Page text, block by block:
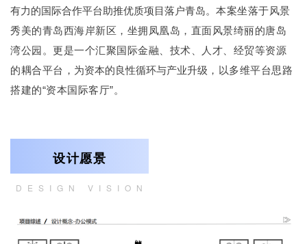
联系我们
有力的国际合作平台助推优质项目落户青岛。 本案坐落于风景
秀美的青岛西海岸新区，坐拥凤凰岛，直面风景绮丽的唐岛
湾公园。更是一个汇聚国际金融、技术、人才、经贸等资源
的耦合平台， 为资本的良性循环与产业升级 ，以多维平台思路
搭建的“资本国际客厅”。
02设计愿景
DESIGN VISION